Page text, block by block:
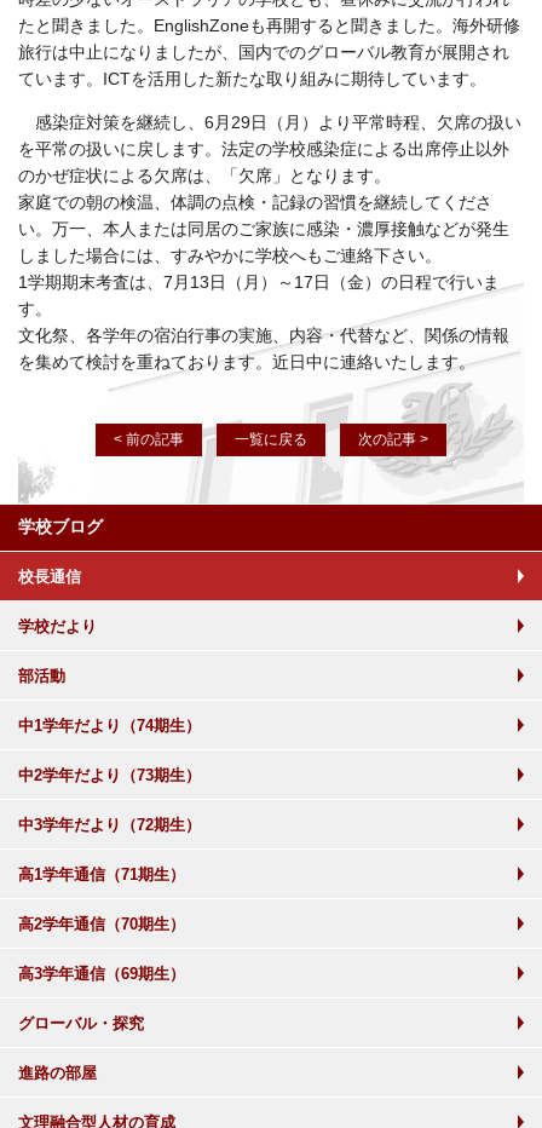
たと聞きました。EnglishZoneも再開すると聞きました。海外研修
旅行は中止になりましたが、国内でのグローバル教育が展開され
ています。ICTを活用した新たな取り組みに期待しています。
感染症対策を継続し、6 月 29日（月）より平常時程、欠席の扱い
を平常の扱いに戻します。法定の学校感染症による出席停止以外
のかぜ症状による欠席は、「欠席」となります。
家庭での朝の検温、体調の点検・記録の習慣を継続してくださ
い。万一、本人または同居のご家族に感染・濃厚接触などが発生
しました場合には、すみやかに学校へもご連絡下さい。
1学期期末考査は、 7 月 13日（月）～ 17日（金）の日程で行いま
す。
文化祭、各学年の宿泊行事の実施、内容・代替など、関係の情報
を集めて検討を重ねております。近日中に連絡いたします。
< 前の記事 一覧に戻る 次の記事 >
学校ブログ
校長通信
学校だより
部活動
中1学年だより（74期生）
中2学年だより（73期生）
中3学年だより（72期生）
高1学年通信（71期生）
高2学年通信（70期生）
高3学年通信（69期生）
グローバル・探究
進路の部屋
文理融合型人材の育成